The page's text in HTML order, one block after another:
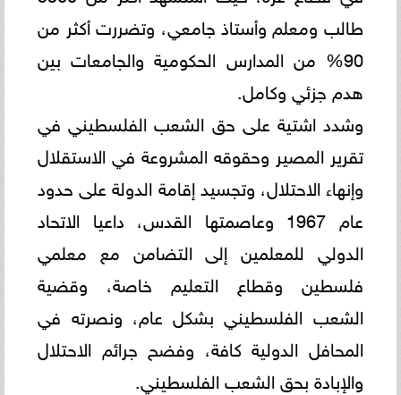
طالب ومعلم وأستاذ جامعي، وتضررت أكثر من
90% من المدارس الحكومية والجامعات بين
هدم جزئي وكامل.
وشدد اشتية على حق الشعب الفلسطيني في
تقرير المصير وحقوقه المشروعة في الاستقلال
وإنهاء الاحتلال، وتجسيد إقامة الدولة على حدود
عام 1967 وعاصمتها القدس، داعيا الاتحاد
الدولي للمعلمين إلى التضامن مع معلمي
فلسطين وقطاع التعليم خاصة، وقضية
الشعب الفلسطيني بشكل عام، ونصرته في
المحافل الدولية كافة، وفضح جرائم الاحتلال
والإبادة بحق الشعب الفلسطيني.